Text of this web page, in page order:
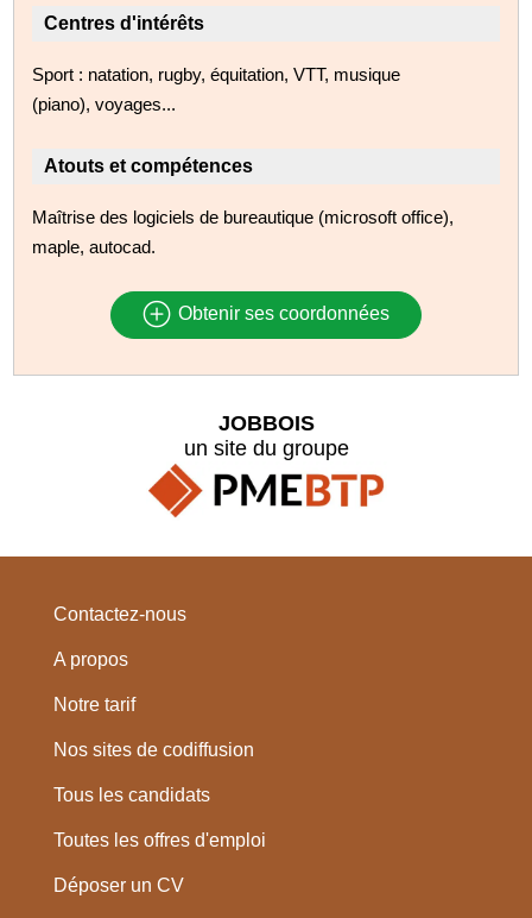
Centres d'intérêts
Sport : natation, rugby, équitation, VTT, musique
(piano), voyages...
Atouts et compétences
Maîtrise des logiciels de bureautique (microsoft office),
maple, autocad.
Obtenir ses coordonnées
JOBBOIS
un site du groupe
Contactez-nous
A propos
Notre tarif
Nos sites de codiffusion
Tous les candidats
Toutes les offres d'emploi
Déposer un CV